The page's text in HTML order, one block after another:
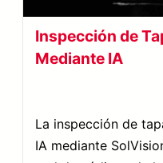
Inspección de
Mediante IA
La inspección de
IA mediante